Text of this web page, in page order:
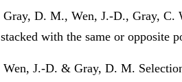
Gray, D. M., Wen, J.-D., Gray, C.
stacked with the same or opposite
Wen, J.-D. & Gray, D. M.